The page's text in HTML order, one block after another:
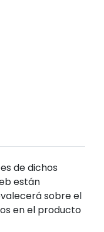
de dichos
están
sobre el
en el producto